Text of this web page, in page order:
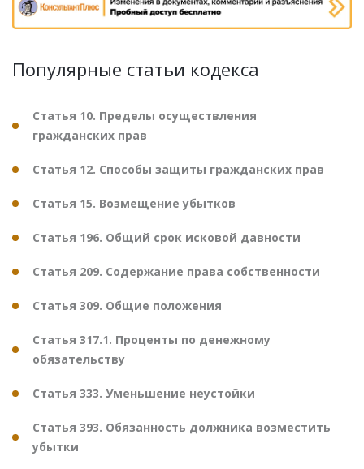
Популярные статьи кодекса
Статья 10. Пределы осуществления
гражданских прав
Статья 12. Способы защиты гражданских прав
Статья 15. Возмещение убытков
Статья 196. Общий срок исковой давности
Статья 209. Содержание права собственности
Статья 309. Общие положения
Статья 317.1. Проценты по денежному
обязательству
Статья 333. Уменьшение неустойки
Статья 393. Обязанность должника возместить
убытки